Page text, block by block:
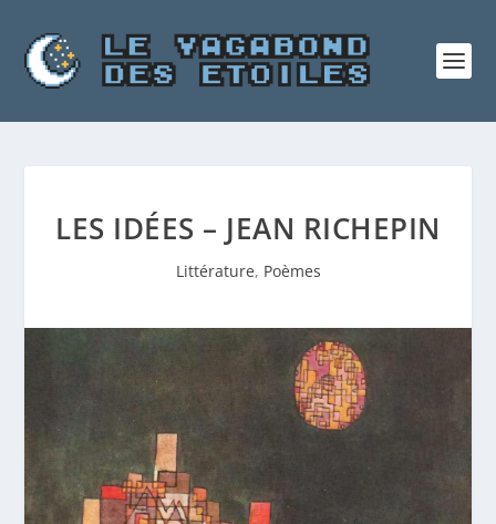
LES IDÉES – JEAN RICHEPIN
Littérature, Poèmes